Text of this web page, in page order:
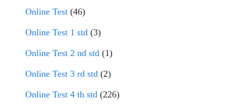
Online Test (46)
Online Test 1 std (3)
Online Test 2 nd std (1)
Online Test 3 rd std (2)
Online Test 4 th std (226)